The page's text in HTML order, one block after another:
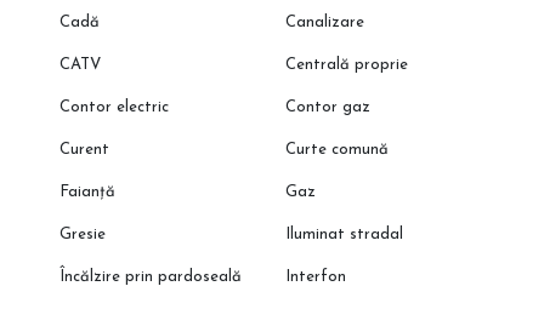
Cadă Canalizare
CATV Centrală proprie
Contor electric Contor gaz
Curent Curte comună
Faianță Gaz
Gresie Iluminat stradal
Încălzire prin pardoseală Interfon